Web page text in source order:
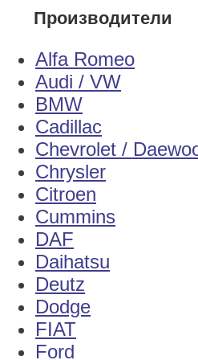
Производители
Alfa Romeo
Audi / VW
BMW
Cadillac
Chevrolet /
Chrysler
Citroen
Cummins
DAF
Daihatsu
Deutz
Dodge
FIAT
Ford